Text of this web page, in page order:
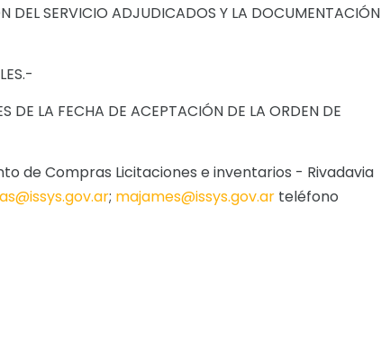
DEL SERVICIO ADJUDICADOS Y LA DOCUMENTACIÓN
LA FECHA DE ACEPTACIÓN DE LA ORDEN DE
de Compras Licitaciones e inventarios - Rivadavia
; majames@issys.gov.ar teléfono